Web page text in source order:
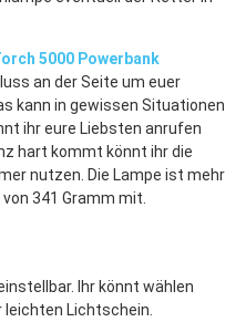
5000 Powerbank
an der Seite um euer
kann in gewissen Situationen
ihr eure Liebsten anrufen
hart kommt könnt ihr die
nutzen. Die Lampe ist mehr
341 Gramm mit.
Ihr könnt wählen
Lichtschein.